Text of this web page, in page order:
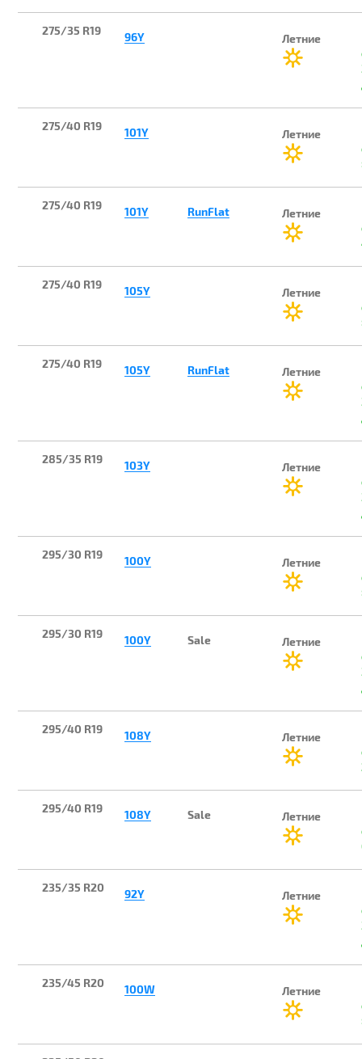
275/35 R19 96Y Летние
275/40 R19 101Y Летние
275/40 R19 101Y RunFlat Летние
275/40 R19 105Y Летние
275/40 R19 105Y RunFlat Летние
285/35 R19 103Y Летние
295/30 R19 100Y Летние
295/30 R19 100Y Sale Летние
295/40 R19 108Y Летние
295/40 R19 108Y Sale Летние
235/35 R20 92Y Летние
235/45 R20 100W Летние